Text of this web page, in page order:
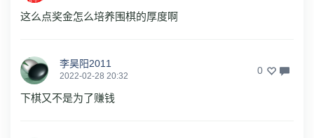
这么点奖金怎么培养围棋的厚度啊
李昊阳2011
2022-02-28 20:32 0
下棋又不是为了赚钱